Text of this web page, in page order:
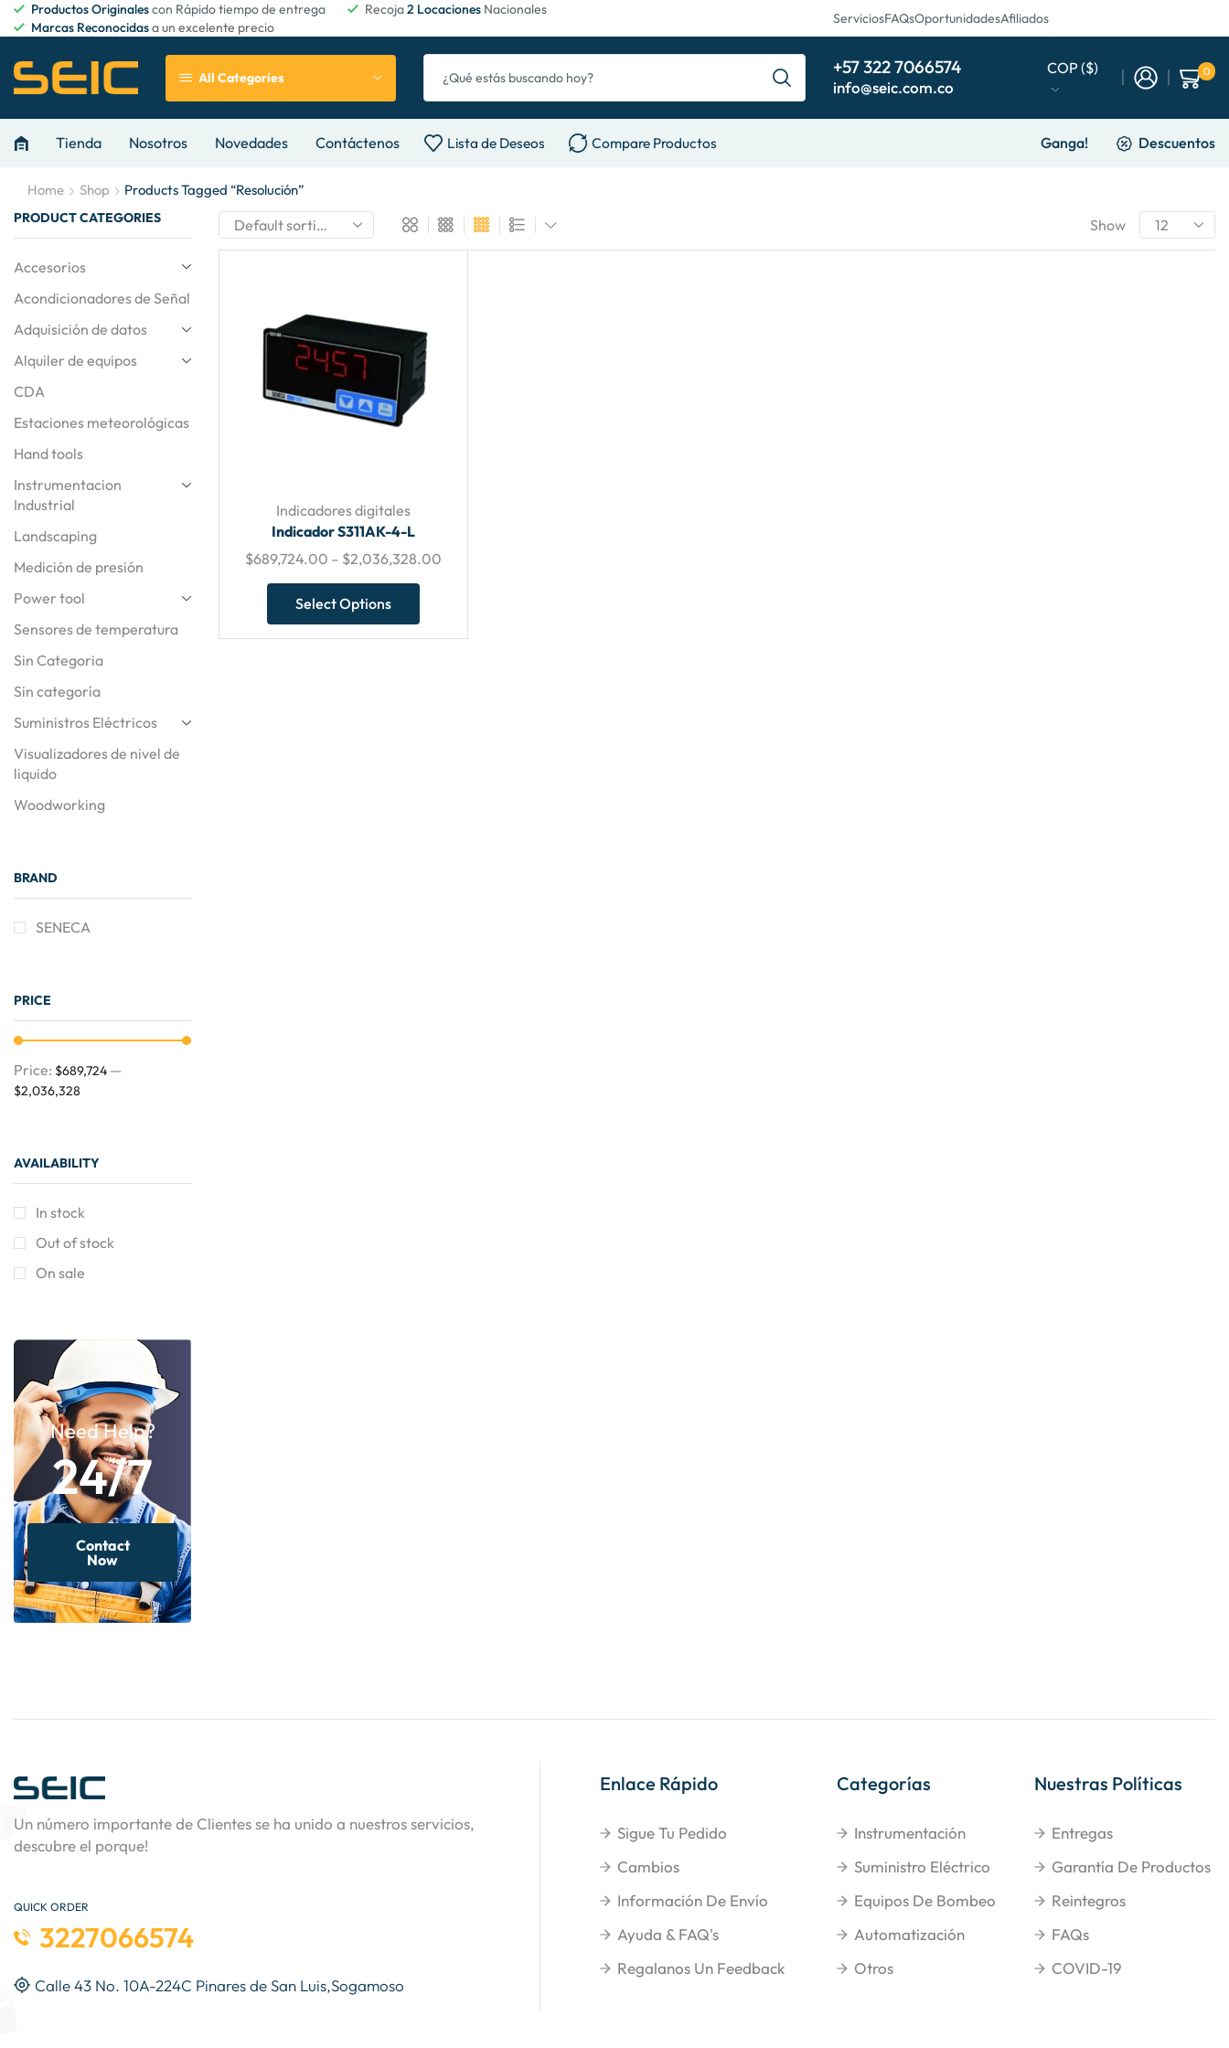
Productos Originalescon Rápido tiempo de entrega Recoja2 Locaciones Nacionales
Marcas Reconocidasa un excelente precio
ServiciosFAQsOportunidadesAfiliados
All Categories +57 322 7066574
info@seic.com.co
COP ($) 0
Tienda Nosotros Novedades Contáctenos Lista de Deseos Compare Productos Ganga! Descuentos
Home Shop Products Tagged “resolución”
Show
Indicadores digitales
Indicador S311AK-4-L
$689,724.00 – $2,036,328.00
Select Options
PRODUCT CATEGORIES
Accesorios
Acondicionadores de Señal
Adquisición de datos
Alquiler de equipos
CDA
Estaciones meteorológicas
Hand tools
Instrumentacion
Industrial
Landscaping
Medición de presión
Power tool
Sensores de temperatura
Sin Categoria
Sin categoría
Suministros Eléctricos
Visualizadores de nivel de
liquido
Woodworking
BRAND
SENECA
PRICE
Price: $689,724 —
$2,036,328
AVAILABILITY
In stock
Out of stock
On sale
Need Help?
24/7
Contact
Now
Un número importante de Clientes se ha unido a nuestros servicios,
descubre el porque!
QUICK ORDER
3227066574
Calle 43 No. 10A-224C Pinares de San Luis,Sogamoso
Enlace Rápido
Sigue Tu Pedido
Cambios
Información De Envío
Ayuda & FAQ's
Regalanos Un Feedback
Categorías
Instrumentación
Suministro Eléctrico
Equipos De Bombeo
Automatización
Otros
Nuestras Políticas
Entregas
Garantía De Productos
Reintegros
FAQs
COVID-19